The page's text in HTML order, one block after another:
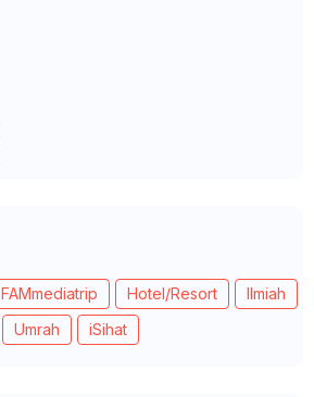
FAMmediatrip Hotel/Resort
Ilmiah
Umrah iSihat